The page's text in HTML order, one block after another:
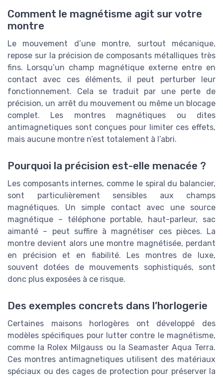
Comment le magnétisme agit sur votre
montre
Le mouvement d’une montre, surtout mécanique,
repose sur la précision de composants métalliques très
fins. Lorsqu’un champ magnétique externe entre en
contact avec ces éléments, il peut perturber leur
fonctionnement. Cela se traduit par une perte de
précision, un arrêt du mouvement ou même un blocage
complet. Les montres magnétiques ou dites
antimagnetiques sont conçues pour limiter ces effets,
mais aucune montre n’est totalement à l’abri.
Pourquoi la précision est-elle menacée ?
Les composants internes, comme le spiral du balancier,
sont particulièrement sensibles aux champs
magnétiques. Un simple contact avec une source
magnétique – téléphone portable, haut-parleur, sac
aimanté – peut suffire à magnétiser ces pièces. La
montre devient alors une montre magnétisée, perdant
en précision et en fiabilité. Les montres de luxe,
souvent dotées de mouvements sophistiqués, sont
donc plus exposées à ce risque.
Des exemples concrets dans l’horlogerie
Certaines maisons horlogères ont développé des
modèles spécifiques pour lutter contre le magnétisme,
comme la Rolex Milgauss ou la Seamaster Aqua Terra.
Ces montres antimagnetiques utilisent des matériaux
spéciaux ou des cages de protection pour préserver la